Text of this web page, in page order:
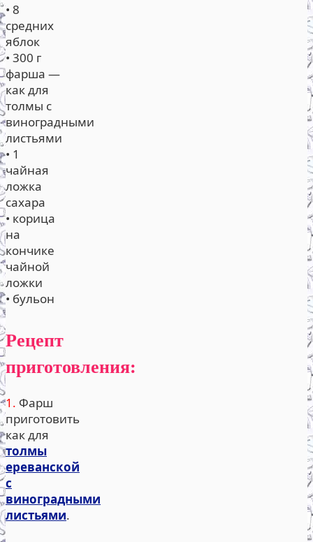
• 8
средних
яблок
• 300 г
фарша —
как для
толмы с
виноградными
листьями
• 1
чайная
ложка
сахара
• корица
на
кончике
чайной
ложки
• бульон
Рецепт
приготовления:
1. Фарш
приготовить
как для
толмы
ереванской
с
виноградными
листьями.